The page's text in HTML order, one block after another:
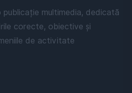
publicație multimedia, dedicată
corecte, obiective și
de activitate